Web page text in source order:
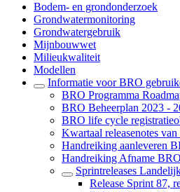
Bodem- en grondonderzoek
Grondwatermonitoring
Grondwatergebruik
Mijnbouwwet
Milieukwaliteit
Modellen
Informatie voor BRO
BRO Programma
BRO Beheerplan 2023 -
BRO life cycle
Kwartaal releasenotes
Handreiking aanleveren
Handreiking Afname
Sprintreleases
Release Sprint 87,